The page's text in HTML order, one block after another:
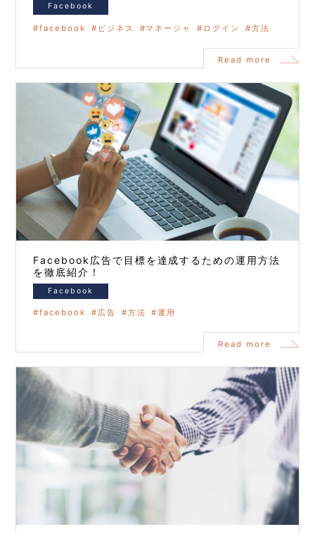
Facebook
facebook ビジネス マネージャ ログイン 方法
Read more
Facebook広告で目標を達成するための運用方法
を徹底紹介！
Facebook
facebook 広告 方法 運用
Read more